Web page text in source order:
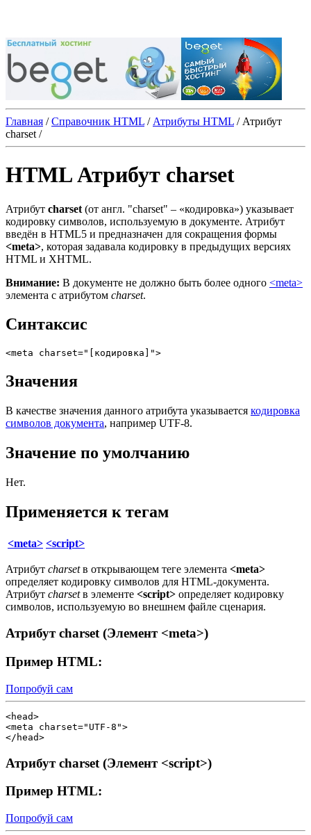
Главная / Справочник HTML / Атрибуты HTML / Атрибут
charset /
HTML Атрибут charset
Атрибут charset (от англ. "charset" ‒ «кодировка») указывает
кодировку символов, используемую в документе. Атрибут
введён в HTML5 и предназначен для сокращения формы
<meta>, которая задавала кодировку в предыдущих версиях
HTML и XHTML.
Внимание: В документе не должно быть более одного <meta>
элемента с атрибутом charset.
Синтаксис
Значения
В качестве значения данного атрибута указывается кодировка
символов документа, например UTF-8.
Значение по умолчанию
Нет.
Применяется к тегам
<meta> <script>
Атрибут charsetв открывающем теге элемента <meta>
определяет кодировку символов для HTML-документа.
Атрибут charsetв элементе <script> определяет кодировку
символов, используемую во внешнем файле сценария.
Атрибут charset (Элемент <meta>)
Пример HTML:
Попробуй сам
<head>
<meta charset="UTF-8">
Атрибут charset (Элемент <script>)
Пример HTML:
Попробуй сам